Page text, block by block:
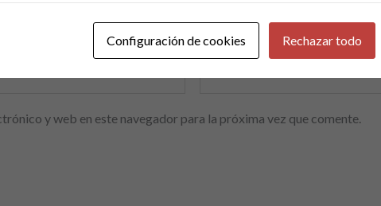
Correo electrónico*
y web en este navegador para la próxima vez que comente.
Configuración de cookies Rechazar todo